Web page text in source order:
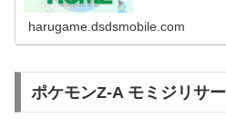
harugame.dsdsmobile.com
ポケモンZ-A モミジリサ